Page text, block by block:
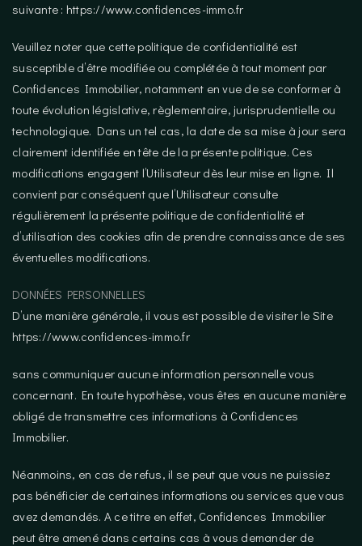
suivante : https://www.confidences-immo.fr
Veuillez noter que cette politique de confidentialité est
susceptible d’être modifiée ou complétée à tout moment par
Confidences Immobilier, notamment en vue de se conformer à
toute évolution législative, règlementaire, jurisprudentielle ou
technologique. Dans un tel cas, la date de sa mise à jour sera
clairement identifiée en tête de la présente politique. Ces
modifications engagent l’Utilisateur dès leur mise en ligne. Il
convient par conséquent que l’Utilisateur consulte
régulièrement la présente politique de confidentialité et
d’utilisation des cookies afin de prendre connaissance de ses
éventuelles modifications.
DONNÉES PERSONNELLES
D’une manière générale, il vous est possible de visiter le Site
https://www.confidences-immo.fr
sans communiquer aucune information personnelle vous
concernant. En toute hypothèse, vous êtes en aucune manière
obligé de transmettre ces informations à Confidences
Immobilier.
Néanmoins, en cas de refus, il se peut que vous ne puissiez
pas bénéficier de certaines informations ou services que vous
avez demandés. A ce titre en effet, Confidences Immobilier
peut être amené dans certains cas à vous demander de